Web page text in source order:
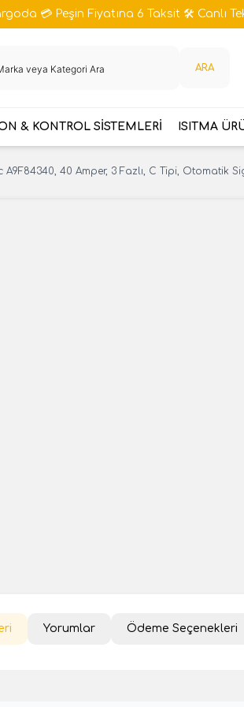
💳 Peşin Fiyatına 6 Taksit 🛠️ Canlı
ARA
& KONTROL SİSTEMLERİ ISITMA
A9F84340, 40 Amper, 3 Fazlı, C Tipi, Otomatik
Yorumlar Ödeme Seçenekleri